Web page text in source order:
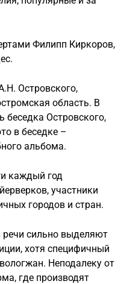
Филипп Киркоров,
Островского,
область. В
беседка Островского,
в беседке –
альбома.
каждый год
участники
городов и стран.
сильно выделяют
хотя специфичный
Неподалеку от
где производят